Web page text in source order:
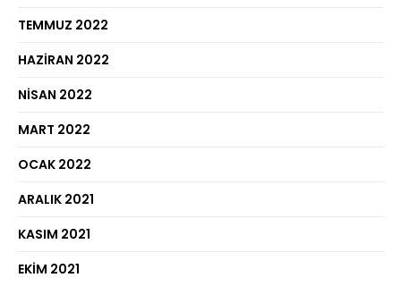
TEMMUZ 2022
HAZIRAN 2022
NISAN 2022
MART 2022
OCAK 2022
ARALIK 2021
KASIM 2021
EKIM 2021